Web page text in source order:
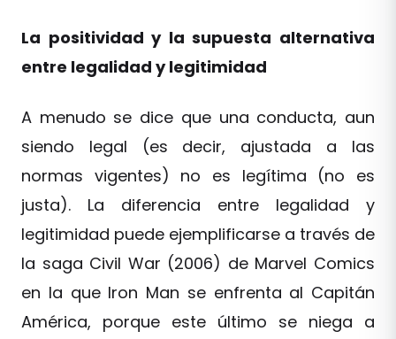
La positividad y la supuesta alternativa
entre legalidad y legitimidad
A menudo se dice que una conducta, aun
siendo legal (es decir, ajustada a las
normas vigentes) no es legítima (no es
justa). La diferencia entre legalidad y
legitimidad puede ejemplificarse a través de
la saga Civil War (2006) de Marvel Comics
en la que Iron Man se enfrenta al Capitán
América, porque este último se niega a